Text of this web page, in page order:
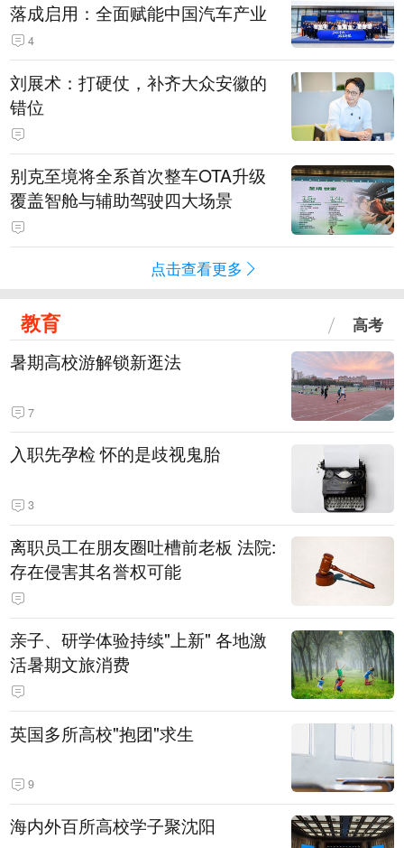
落成启用：全面赋能中国汽车产业
4
刘展术：打硬仗，补齐大众安徽的
错位
别克至境将全系首次整车OTA升级
覆盖智舱与辅助驾驶四大场景
点击查看更多
教育 高考
暑期高校游解锁新逛法
7
入职先孕检 怀的是歧视鬼胎
3
离职员工在朋友圈吐槽前老板 法院:
存在侵害其名誉权可能
亲子、研学体验持续"上新" 各地激
活暑期文旅消费
英国多所高校"抱团"求生
9
海内外百所高校学子聚沈阳